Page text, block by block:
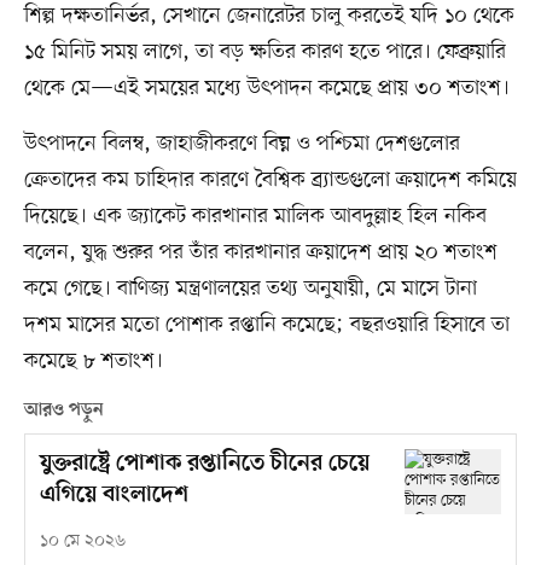
শিল্প দক্ষতানির্ভর, সেখানে জেনারেটর চালু করতেই যদি ১০ থেকে
১৫ মিনিট সময় লাগে, তা বড় ক্ষতির কারণ হতে পারে। ফেব্রুয়ারি
থেকে মে—এই সময়ের মধ্যে উৎপাদন কমেছে প্রায় ৩০ শতাংশ।
উৎপাদনে বিলম্ব, জাহাজীকরণে বিঘ্ন ও পশ্চিমা দেশগুলোর
ক্রেতাদের কম চাহিদার কারণে বৈশ্বিক ব্র্যান্ডগুলো ক্রয়াদেশ কমিয়ে
দিয়েছে। এক জ্যাকেট কারখানার মালিক আবদুল্লাহ হিল নকিব
বলেন, যুদ্ধ শুরুর পর তাঁর কারখানার ক্রয়াদেশ প্রায় ২০ শতাংশ
কমে গেছে। বাণিজ্য মন্ত্রণালয়ের তথ্য অনুযায়ী, মে মাসে টানা
দশম মাসের মতো পোশাক রপ্তানি কমেছে; বছরওয়ারি হিসাবে তা
কমেছে ৮ শতাংশ।
আরও পড়ুন
যুক্তরাষ্ট্রে পোশাক রপ্তানিতে চীনের চেয়ে
এগিয়ে বাংলাদেশ
১০ মে ২০২৬